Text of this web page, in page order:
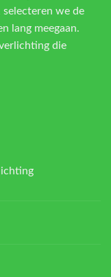
we de
lang meegaan.
die